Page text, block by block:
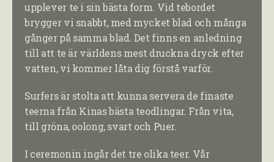
upplever te i sin bästa form. Vid tebordet
brygger vi snabbt, med mycket blad och många
gånger på samma blad. Det finns en anledning
till att te är världens mest druckna dryck efter
vatten, vi kommer låta dig förstå varför.
Surfers är stolta att kunna servera de finaste
teerna från Kinas bästa teodlingar. Från vita,
till gröna, oolong, svart och Puer.
I ceremonin ingår det tre olika teer. Vår